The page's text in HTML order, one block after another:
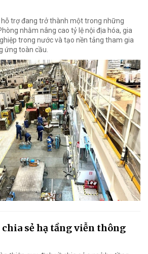
hỗ trợ đang trở thành một trong những
nhằm nâng cao tỷ lệ nội địa hóa, gia
trong nước và tạo nền tảng tham gia
ứng toàn cầu.
sẻ hạ tầng viễn thông